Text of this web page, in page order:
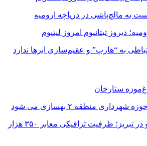
به مالچ‌پاشی در دریاچه ارومیه
دیروز تیتانیوم امروز لیتیوم
به “هارپ” و عقیم‌سازی ابرها ندارد
ستارخان
منطقه ۲ بهسازی می شود
یک میلیون خودرو در تبریز؛ ظرفیت ترافیکی معابر ۳۵۰ هزار